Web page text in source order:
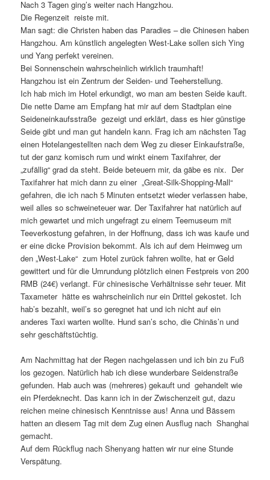
Nach 3 Tagen ging’s weiter nach Hangzhou.
Die Regenzeit reiste mit.
Man sagt: die Christen haben das Paradies – die Chinesen haben
Hangzhou. Am künstlich angelegten West-Lake sollen sich Ying
und Yang perfekt vereinen.
Bei Sonnenschein wahrscheinlich wirklich traumhaft!
Hangzhou ist ein Zentrum der Seiden- und Teeherstellung.
Ich hab mich im Hotel erkundigt, wo man am besten Seide kauft.
Die nette Dame am Empfang hat mir auf dem Stadtplan eine
Seideneinkaufsstraße gezeigt und erklärt, dass es hier günstige
Seide gibt und man gut handeln kann. Frag ich am nächsten Tag
einen Hotelangestellten nach dem Weg zu dieser Einkaufstraße,
tut der ganz komisch rum und winkt einem Taxifahrer, der
„zufällig“ grad da steht. Beide beteuern mir, da gäbe es nix. Der
Taxifahrer hat mich dann zu einer „Great-Silk-Shopping-Mall“
gefahren, die ich nach 5 Minuten entsetzt wieder verlassen habe,
weil alles so schweineteuer war. Der Taxifahrer hat natürlich auf
mich gewartet und mich ungefragt zu einem Teemuseum mit
Teeverkostung gefahren, in der Hoffnung, dass ich was kaufe und
er eine dicke Provision bekommt. Als ich auf dem Heimweg um
den „West-Lake“ zum Hotel zurück fahren wollte, hat er Geld
gewittert und für die Umrundung plötzlich einen Festpreis von 200
RMB (24€) verlangt. Für chinesische Verhältnisse sehr teuer. Mit
Taxameter hätte es wahrscheinlich nur ein Drittel gekostet. Ich
hab’s bezahlt, weil’s so geregnet hat und ich nicht auf ein
anderes Taxi warten wollte. Hund san’s scho, die Chinäs’n und
sehr geschäftstüchtig.
Am Nachmittag hat der Regen nachgelassen und ich bin zu Fuß
los gezogen. Natürlich hab ich diese wunderbare Seidenstraße
gefunden. Hab auch was (mehreres) gekauft und gehandelt wie
ein Pferdeknecht. Das kann ich in der Zwischenzeit gut, dazu
reichen meine chinesisch Kenntnisse aus! Anna und Bässem
hatten an diesem Tag mit dem Zug einen Ausflug nach Shanghai
gemacht.
Auf dem Rückflug nach Shenyang hatten wir nur eine Stunde
Verspätung.